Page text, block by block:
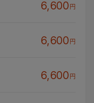
6,600円
6,600円
6,600円